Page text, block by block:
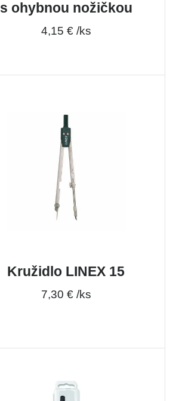
s ohybnou nožičkou
4,15 € /ks
Kružidlo LINEX 15
7,30 € /ks